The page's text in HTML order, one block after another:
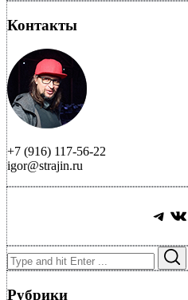
Контакты
+7 (916) 117-56-22
igor@strajin.ru
Search
for:
Рубрики